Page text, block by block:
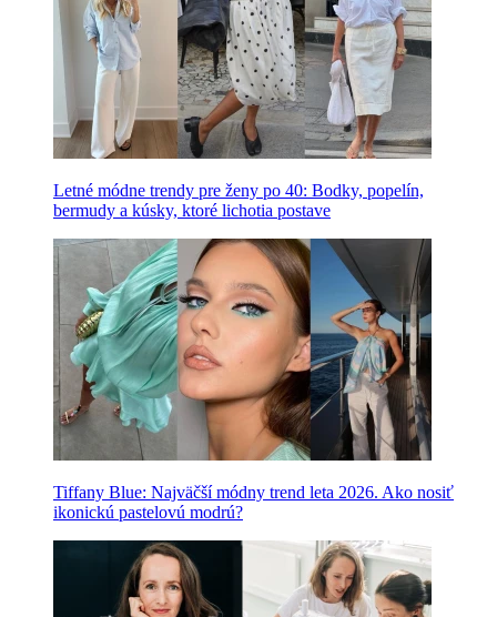
Letné módne trendy pre ženy po 40: Bodky, popelín,
bermudy a kúsky, ktoré lichotia postave
Tiffany Blue: Najväčší módny trend leta 2026. Ako nosiť
ikonickú pastelovú modrú?